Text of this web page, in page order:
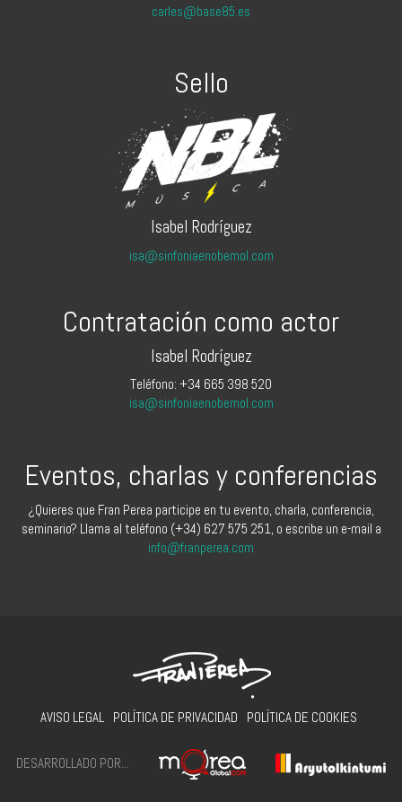
carles@base85.es
Sello
Isabel Rodríguez
isa@sinfoniaenobemol.com
Contratación como actor
Isabel Rodríguez
Teléfono: +34 665 398 520
isa@sinfoniaenobemol.com
Eventos, charlas y conferencias
¿Quieres que Fran Perea participe en tu evento, charla, conferencia,
seminario? Llama al teléfono (+34) 627 575 251, o escribe un e-mail a
info@franperea.com
AVISO LEGAL POLÍTICA DE PRIVACIDAD POLÍTICA DE COOKIES
DESARROLLADO POR...